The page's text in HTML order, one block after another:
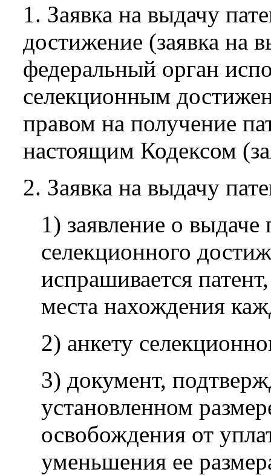
1. Заявка на выдачу
достижение (заявка на
федеральный орган
селекционным
правом на получение
настоящим Кодексом
2. Заявка на выдачу
1) заявление о выдаче
селекционного
испрашивается
места нахождения
2) анкету
3) документ,
установленном
освобождения от
уменьшения ее